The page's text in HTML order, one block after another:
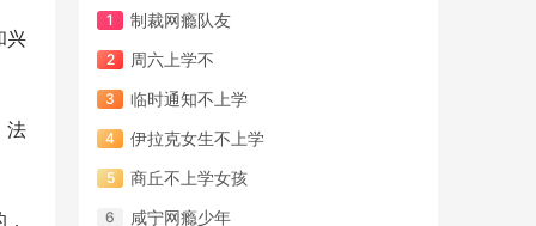
兴
法
制裁网瘾队友
周六上学不
临时通知不上学
伊拉克女生不上学
商丘不上学女孩
咸宁网瘾少年